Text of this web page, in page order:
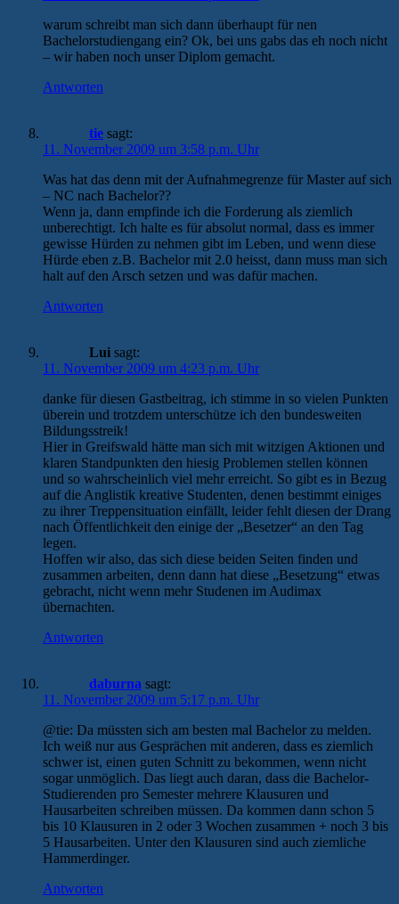
warum schreibt man sich dann überhaupt für nen
Bachelorstudiengang ein? Ok, bei uns gabs das eh noch nicht
– wir haben noch unser Diplom gemacht.
Antworten
tie sagt:
11. November 2009 um 3:58 p.m. Uhr
Was hat das denn mit der Aufnahmegrenze für Master auf sich
– NC nach Bachelor??
Wenn ja, dann empfinde ich die Forderung als ziemlich
unberechtigt. Ich halte es für absolut normal, dass es immer
gewisse Hürden zu nehmen gibt im Leben, und wenn diese
Hürde eben z.B. Bachelor mit 2.0 heisst, dann muss man sich
halt auf den Arsch setzen und was dafür machen.
Antworten
Lui sagt:
11. November 2009 um 4:23 p.m. Uhr
danke für diesen Gastbeitrag, ich stimme in so vielen Punkten
überein und trotzdem unterschütze ich den bundesweiten
Bildungsstreik!
Hier in Greifswald hätte man sich mit witzigen Aktionen und
klaren Standpunkten den hiesig Problemen stellen können
und so wahrscheinlich viel mehr erreicht. So gibt es in Bezug
auf die Anglistik kreative Studenten, denen bestimmt einiges
zu ihrer Treppensituation einfällt, leider fehlt diesen der Drang
nach Öffentlichkeit den einige der „Besetzer“ an den Tag
legen.
Hoffen wir also, das sich diese beiden Seiten finden und
zusammen arbeiten, denn dann hat diese „Besetzung“ etwas
gebracht, nicht wenn mehr Studenen im Audimax
übernachten.
Antworten
daburna sagt:
11. November 2009 um 5:17 p.m. Uhr
@tie: Da müssten sich am besten mal Bachelor zu melden.
Ich weiß nur aus Gesprächen mit anderen, dass es ziemlich
schwer ist, einen guten Schnitt zu bekommen, wenn nicht
sogar unmöglich. Das liegt auch daran, dass die Bachelor-
Studierenden pro Semester mehrere Klausuren und
Hausarbeiten schreiben müssen. Da kommen dann schon 5
bis 10 Klausuren in 2 oder 3 Wochen zusammen + noch 3 bis
5 Hausarbeiten. Unter den Klausuren sind auch ziemliche
Hammerdinger.
Antworten